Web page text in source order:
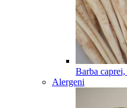
Barba
Alergeni